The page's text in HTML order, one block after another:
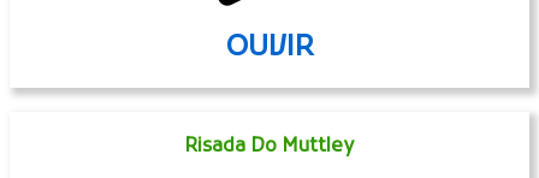
OUVIR
Risada Do Muttley